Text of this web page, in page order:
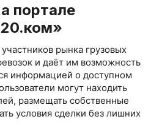
портале
рынка грузовых
и даёт им возможность
информацией о доступном
могут находить
размещать собственные
условия сделки без лишних